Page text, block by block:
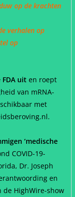
op de krachten
verhalen op
op
uit en roept
van mRNA-
met
‘medische
COVID-19-
Dr. Joseph
en
de HighWire-show